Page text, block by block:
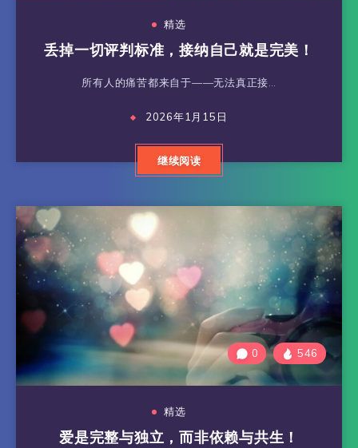
精选
丢掉一切评判标准，接纳自己就是完美！
所有人的痛苦都来自于——无法真正接…
2026年1月15日
继续阅读
0 546
精选
爱是完整与独立，而非依赖与共生！